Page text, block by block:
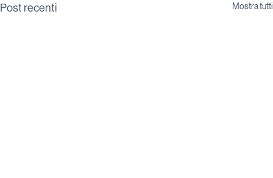
Post recenti Mostra tutti